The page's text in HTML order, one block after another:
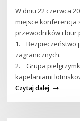
W dniu 22 czerwca
miejsce konferencja
przewodników i biur
1. Bezpieczeństwo
zagranicznych.
2. Grupa
kapelaniami
Czytaj dalej